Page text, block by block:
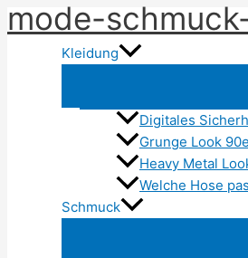
Zum
Inhalt
springen
mode-
Kleidung
Digitales
Grunge Look
Heavy Metal
Welche Hose
Schmuck